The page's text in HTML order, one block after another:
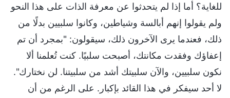
للغاية؟ أما إذا لم يتحدثوا عن معرفة الذات على هذا النحو
ولم يقولوا إنهم أبالسة وشياطين، وكانوا سلبيين بدلًا من
ذلك، فعندما يرى الآخرون ذلك، سيقولون: "بمجرد أن تم
إعفاؤك وفقدت مكانتك، أصبحت سلبيًا. كنت تُعلمنا ألا
نكون سلبيين، والآن سلبيتك أشد من سلبيتنا. لن نختارك".
لا أحد سيفكر في هذا القائد بإكبار. على الرغم من أن